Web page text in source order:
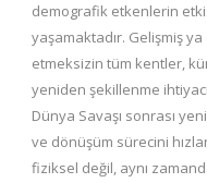
demografik etkenlerin
yaşamaktadır. Gelişmiş
etmeksizin tüm kentler,
yeniden şekillenme
Dünya Savaşı sonrası
ve dönüşüm sürecini
fiziksel değil, aynı